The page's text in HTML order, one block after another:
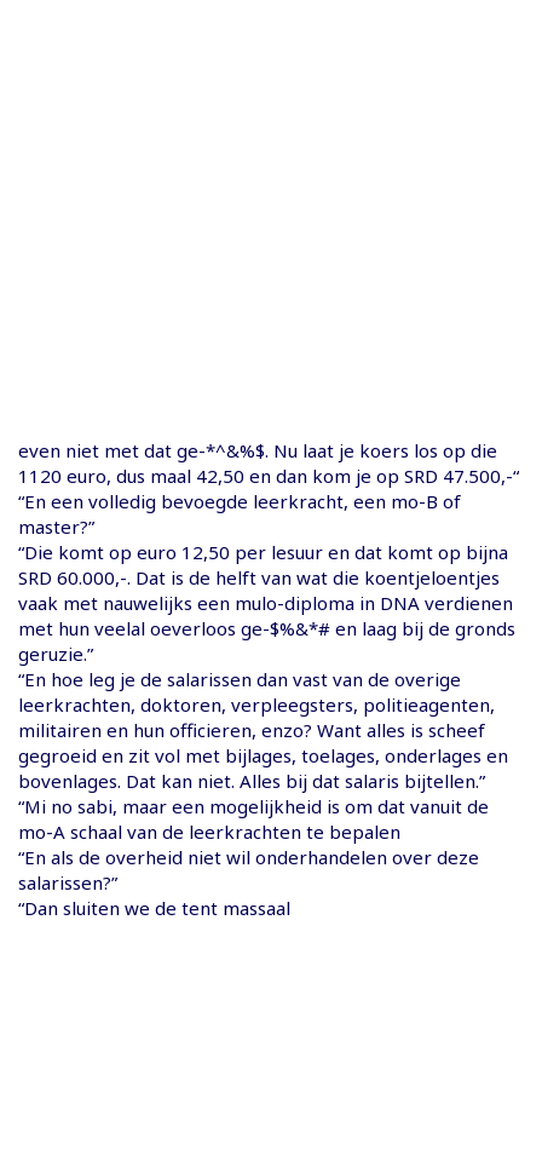
even niet met dat ge-*^&%$. Nu laat je koers los op die
1120 euro, dus maal 42,50 en dan kom je op SRD 47.500,-“
“En een volledig bevoegde leerkracht, een mo-B of
master?”
“Die komt op euro 12,50 per lesuur en dat komt op bijna
SRD 60.000,-. Dat is de helft van wat die koentjeloentjes
vaak met nauwelijks een mulo-diploma in DNA verdienen
met hun veelal oeverloos ge-$%&*# en laag bij de gronds
geruzie.”
“En hoe leg je de salarissen dan vast van de overige
leerkrachten, doktoren, verpleegsters, politieagenten,
militairen en hun officieren, enzo? Want alles is scheef
gegroeid en zit vol met bijlages, toelages, onderlages en
bovenlages. Dat kan niet. Alles bij dat salaris bijtellen.”
“Mi no sabi, maar een mogelijkheid is om dat vanuit de
mo-A schaal van de leerkrachten te bepalen
“En als de overheid niet wil onderhandelen over deze
salarissen?”
“Dan sluiten we de tent massaal